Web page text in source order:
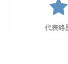
代表略